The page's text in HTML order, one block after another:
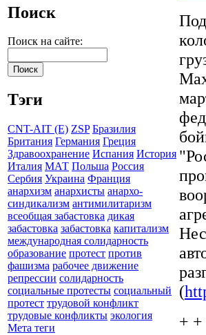
Поиск
Поиск на сайте:
Тэги
CNT-AIT (E) ZSP Бразилия
Британия Германия Греция
Здравоохранение Испания История
Италия МАТ Польша Россия
Сербия Украина Франция
анархизм анархисты анархо-
синдикализм антимилитаризм
всеобщая забастовка дикая
забастовка забастовка капитализм
международная солидарность
образование протест против
фашизма рабочее движение
репрессии солидарность
социальные протесты социальный
протест трудовой конфликт
трудовые конфликты экология
Мета теги
(
+ +